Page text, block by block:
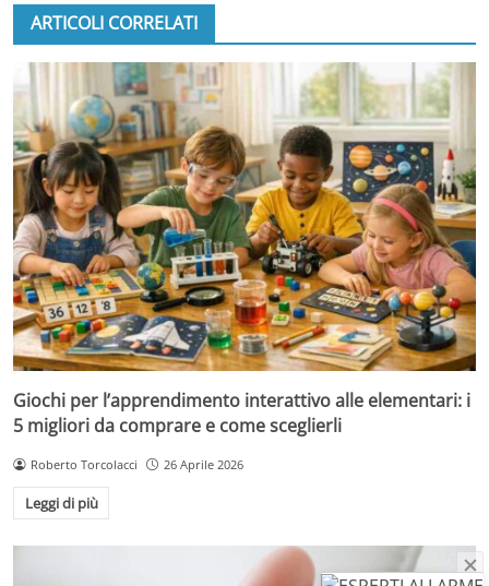
ARTICOLI CORRELATI
Giochi per l’apprendimento interattivo alle elementari: i
5 migliori da comprare e come sceglierli
Roberto Torcolacci 26 Aprile 2026
Leggi di più